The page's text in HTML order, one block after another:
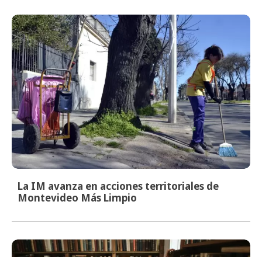
La IM avanza en acciones territoriales de
Montevideo Más Limpio